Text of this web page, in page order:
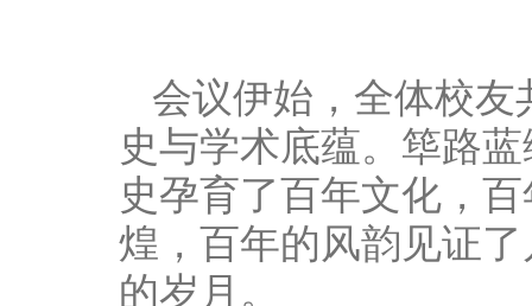
会议伊始，全体校
史与学术底蕴。筚路
史孕育了百年文化，
煌，百年的风韵见证
的岁月。